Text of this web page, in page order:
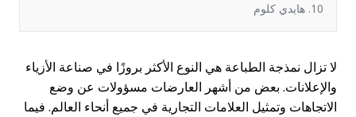
10. هايدي كلوم
لا تزال نمذجة الطباعة هي النوع الأكثر بروزًا في صناعة الأزياء
والإعلانات. بعض من أشهر العارضات مسؤولات عن وضع
الاتجاهات وتمثيل العلامات التجارية في جميع أنحاء العالم. فيما